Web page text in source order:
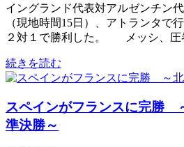
イングランド代表対アルゼンチン
（現地時間15日）、アトランタで
２対１で勝利した。 メッシ、
続きを読む
スペインがフランスに完勝
準決勝～